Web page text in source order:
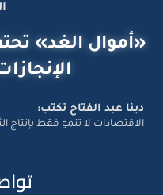
«أموال الغد»
دينا عبد الفتاح تكتب:
الاقتصادات لا تنمو فقط بإنتاج